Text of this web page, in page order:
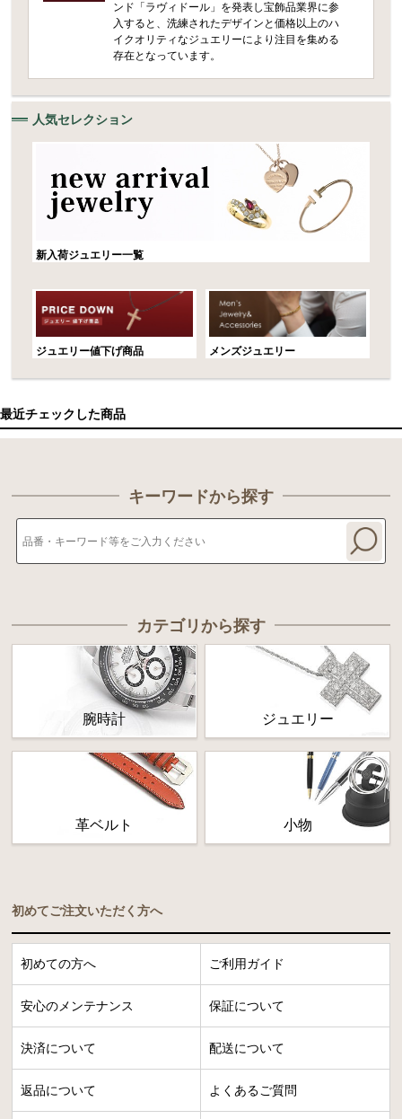
ンド「ラヴィドール」を発表し宝飾品業界に参
入すると、洗練されたデザインと価格以上のハ
イクオリティなジュエリーにより注目を集める
存在となっています。
人気セレクション
新入荷ジュエリー一覧
ジュエリー値下げ商品 メンズジュエリー
最近チェックした商品
キーワードから探す
カテゴリから探す
腕時計 ジュエリー
革ベルト 小物
初めてご注文いただく方へ
初めての方へ ご利用ガイド
安心のメンテナンス 保証について
決済について 配送について
返品について よくあるご質問